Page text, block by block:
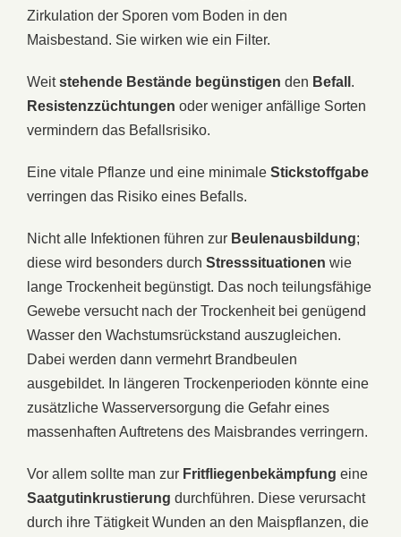
Zirkulation der Sporen vom Boden in den
Maisbestand. Sie wirken wie ein Filter.
Weitstehende Bestände begünstigen den Befall .
Resistenzzüchtungen oder weniger anfällige Sorten
vermindern das Befallsrisiko.
Eine vitale Pflanze und eine minimale Stickstoffgabe
verringen das Risiko eines Befalls.
Nicht alle Infektionen führen zur Beulenausbildung;
diese wird besonders durch Stresssituationen wie
lange Trockenheit begünstigt. Das noch teilungsfähige
Gewebe versucht nach der Trockenheit bei genügend
Wasser den Wachstumsrückstand auszugleichen.
Dabei werden dann vermehrt Brandbeulen
ausgebildet. In längeren Trockenperioden könnte eine
zusätzliche Wasserversorgung die Gefahr eines
massenhaften Auftretens des Maisbrandes verringern.
Vor allem sollte man zur Fritfliegenbekämpfung eine
Saatgutinkrustierung durchführen. Diese verursacht
durch ihre Tätigkeit Wunden an den Maispflanzen, die